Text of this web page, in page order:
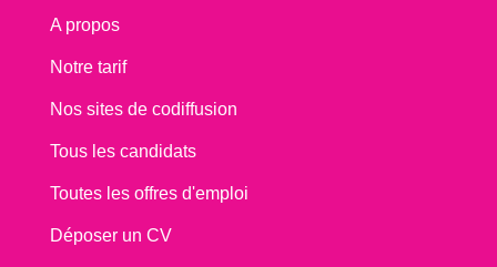
A propos
Notre tarif
Nos sites de codiffusion
Tous les candidats
Toutes les offres d'emploi
Déposer un CV